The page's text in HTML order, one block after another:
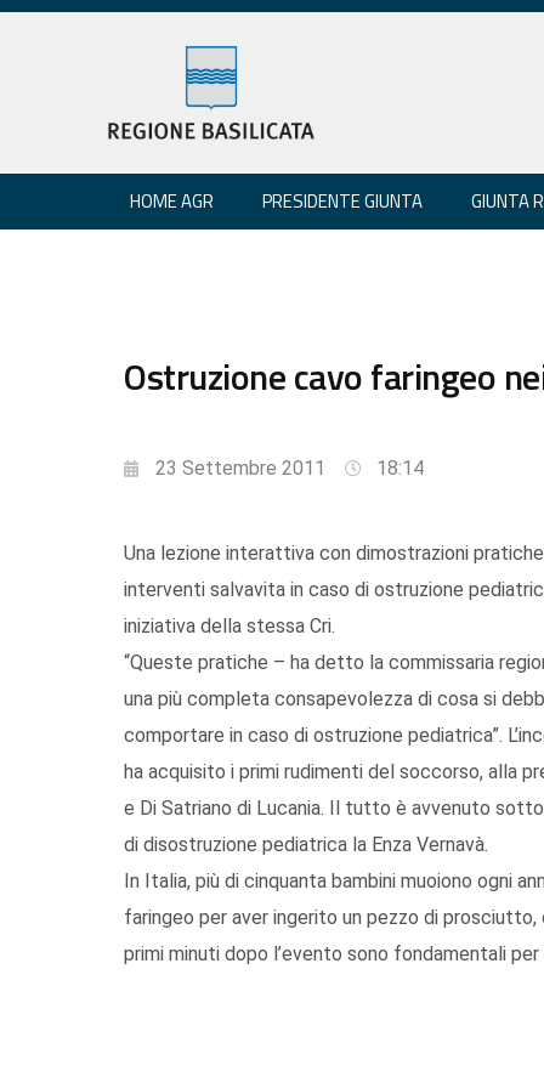
HOME AGR PRESIDENTE GIUNTA GIUNTA
Ostruzione cavo faringeo
23 Settembre 2011 18:14
Una lezione interattiva con dimostrazioni
interventi salvavita in caso di ostruzione
iniziativa della stessa Cri.
“Queste pratiche – ha detto la commissaria
una più completa consapevolezza di cosa si
comportare in caso di ostruzione pediatrica”.
ha acquisito i primi rudimenti del soccorso, alla
e Di Satriano di Lucania. Il tutto è avvenuto
di disostruzione pediatrica la Enza Vernavà.
In Italia, più di cinquanta bambini muoiono ogni
faringeo per aver ingerito un pezzo di
primi minuti dopo l’evento sono fondamentali